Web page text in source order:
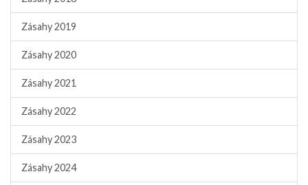
Zásahy 2019
Zásahy 2020
Zásahy 2021
Zásahy 2022
Zásahy 2023
Zásahy 2024